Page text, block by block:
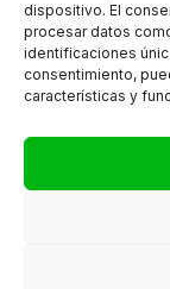
dispositivo. El
procesar datos
identificaciones
consentimiento,
características y
Compare (0)